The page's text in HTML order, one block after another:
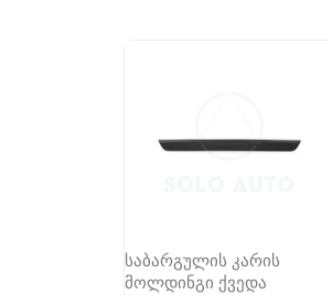
საბარგულის კარის
მოლდინგი ქვედა